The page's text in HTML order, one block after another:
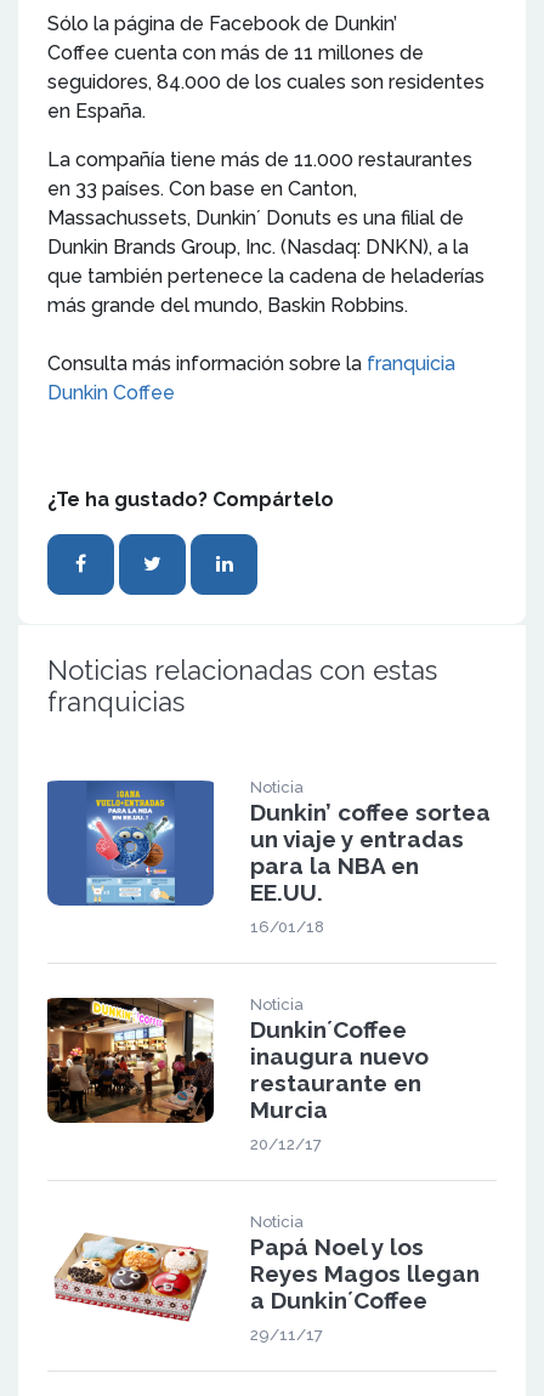
Sólo la página de Facebook de Dunkin’
Coffee cuenta con más de 11 millones de
seguidores, 84.000 de los cuales son residentes
en España.
La compañía tiene más de 11.000 restaurantes
en 33 países. Con base en Canton,
Massachussets, Dunkin´ Donuts es una filial de
Dunkin Brands Group, Inc. (Nasdaq: DNKN), a la
que también pertenece la cadena de heladerías
más grande del mundo, Baskin Robbins.
Consulta más información sobre la franquicia
Dunkin Coffee
¿Te ha gustado? Compártelo
Noticias relacionadas con estas
franquicias
Noticia
Dunkin’ coffee sortea
un viaje y entradas
para la NBA en
EE.UU.
16/01/18
Noticia
Dunkin´Coffee
inaugura nuevo
restaurante en
Murcia
20/12/17
Noticia
Papá Noel y los
Reyes Magos llegan
a Dunkin´Coffee
29/11/17